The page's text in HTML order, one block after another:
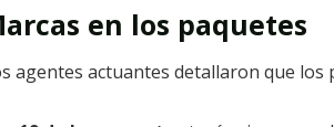
en los paquetes
agentes actuantes detallaron que